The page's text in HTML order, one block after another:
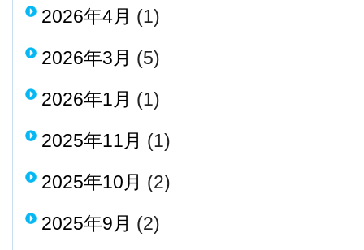
2026年4月 (1)
2026年3月 (5)
2026年1月 (1)
2025年11月 (1)
2025年10月 (2)
2025年9月 (2)